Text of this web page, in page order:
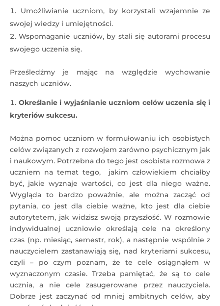
Umożliwianie uczniom, by korzystali wzajemnie ze
swojej wiedzy i umiejętności.
Wspomaganie uczniów, by stali się autorami procesu
swojego uczenia się.
Prześledźmy je mając na względzie wychowanie
naszych uczniów.
Określanie i wyjaśnianie uczniom celów uczenia się i
kryteriów sukcesu.
Można pomoc uczniom w formułowaniu ich osobistych
celów związanych z rozwojem zarówno psychicznym jak
i naukowym. Potrzebna do tego jest osobista rozmowa z
uczniem na temat tego, jakim człowiekiem chciałby
być, jakie wyznaje wartości, co jest dla niego ważne.
Wygląda to bardzo poważnie, ale można zacząć od
pytania, co jest dla ciebie ważne, kto jest dla ciebie
autorytetem, jak widzisz swoją przyszłość. W rozmowie
indywidualnej uczniowie określają cele na określony
czas (np. miesiąc, semestr, rok), a następnie wspólnie z
nauczycielem zastanawiają się, nad kryteriami sukcesu,
czyli – po czym poznam, że te cele osiągnąłem w
wyznaczonym czasie. Trzeba pamiętać, że są to cele
ucznia, a nie cele zasugerowane przez nauczyciela.
Dobrze jest zaczynać od mniej ambitnych celów, aby